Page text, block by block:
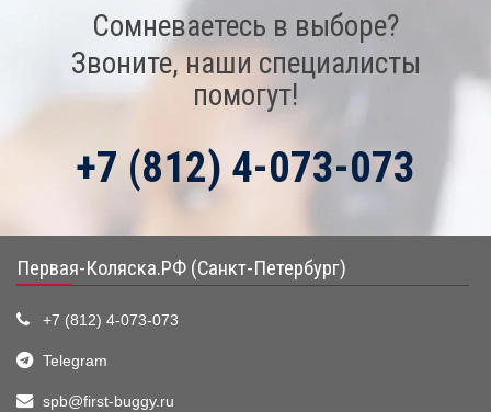
Сомневаетесь в выборе?
Звоните, наши специалисты
помогут!
+7 (812) 4-073-073
Первая-Коляска.РФ (Санкт-Петербург)
+7 (812) 4-073-073
Telegram
spb@first-buggy.ru